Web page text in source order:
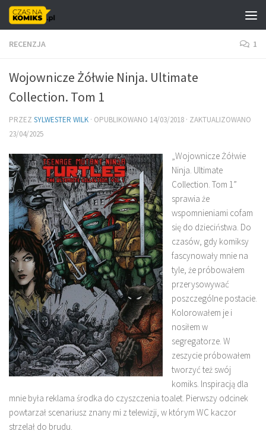
Skip to content
RECENZJA 1
Wojownicze Żółwie Ninja. Ultimate
Collection. Tom 1
PRZEZ SYLWESTER WILK · OPUBLIKOWANO 14/03/2018 · ZAKTUALIZOWANO
23/04/2025
„Wojownicze Żółwie
Ninja. Ultimate
Collection. Tom 1”
sprawia że
wspomnieniami cofam
się do dzieciństwa. Do
czasów, gdy komiksy
fascynowały mnie na
tyle, że próbowałem
przerysowywać
poszczególne postacie.
Kolorowałem je i
nosiłem w
segregatorze. W
zeszycie próbowałem
tworzyć też swój
komiks. Inspiracją dla
mnie była reklama środka do czyszczenia toalet. Pierwszy odcinek
powtarzał scenariusz znany mi z telewizji, w którym WC kaczor
strzelał do brudu.